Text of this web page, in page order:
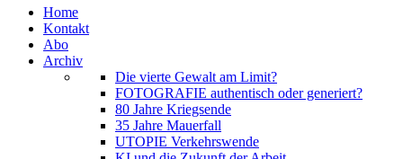
Home
Kontakt
Abo
Archiv
Die vierte Gewalt am Limit?
FOTOGRAFIE authentisch oder generiert?
80 Jahre Kriegsende
35 Jahre Mauerfall
UTOPIE Verkehrswende